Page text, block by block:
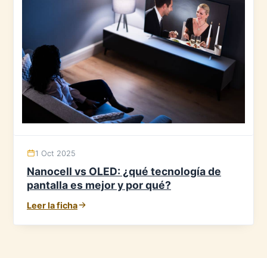
1 Oct 2025
Nanocell vs OLED: ¿qué tecnología de
pantalla es mejor y por qué?
Leer la ficha